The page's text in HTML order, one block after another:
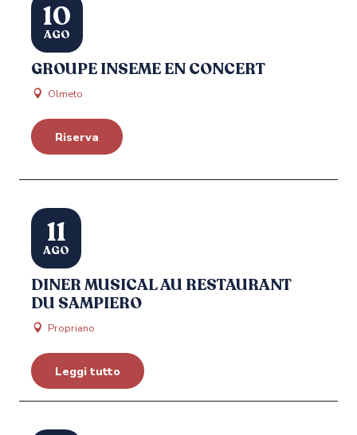
10
AGO
GROUPE INSEME EN CONCERT
Olmeto
Riserva
11
AGO
DINER MUSICAL AU RESTAURANT
DU SAMPIERO
Propriano
Leggi tutto